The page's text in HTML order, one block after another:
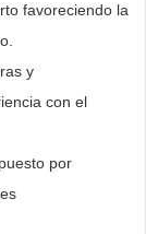
favoreciendo la
y
con el
por